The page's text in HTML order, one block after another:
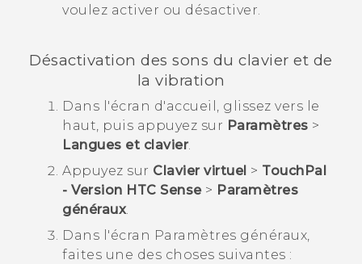
voulez activer ou désactiver.
Désactivation des sons du clavier et de
la vibration
Dans l'écran d'accueil , glissez vers le
haut, puis appuyez sur Paramètres >
Langues et clavier.
Appuyez sur Clavier virtuel > TouchPal
- Version HTC Sense> Paramètres
généraux.
Dans l'écran Paramètres généraux,
faites une des choses suivantes :